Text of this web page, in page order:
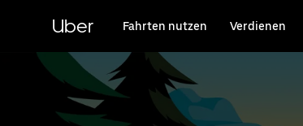
HauptinhaltUber Fahrten nutzen Verdienen